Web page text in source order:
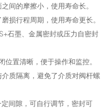
间的摩擦小，使用寿命长。
损行程周期，使用寿命更长。
石墨、金属密封或压力自密封
置清晰，便于操作和监控。
质隔离，避免了介质对阀杆螺
间隙，可自行调节，密封可